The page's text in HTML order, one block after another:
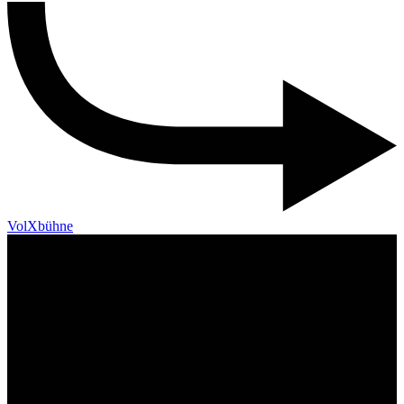
VolXbühne